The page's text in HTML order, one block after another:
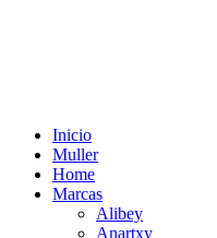
Inicio
Muller
Home
Marcas
Alibey
Anartxy